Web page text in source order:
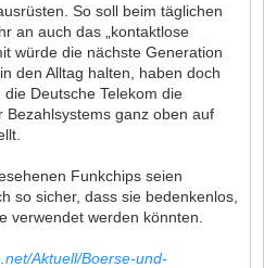
So soll beim täglichen
an auch das „kontaktlose
würde die nächste Generation
den Alltag halten, haben doch
Deutsche Telekom die
ganz oben auf
Funkchips seien
so sicher, dass sie bedenkenlos,
verwendet werden könnten.
Aktuell/Boerse-und-